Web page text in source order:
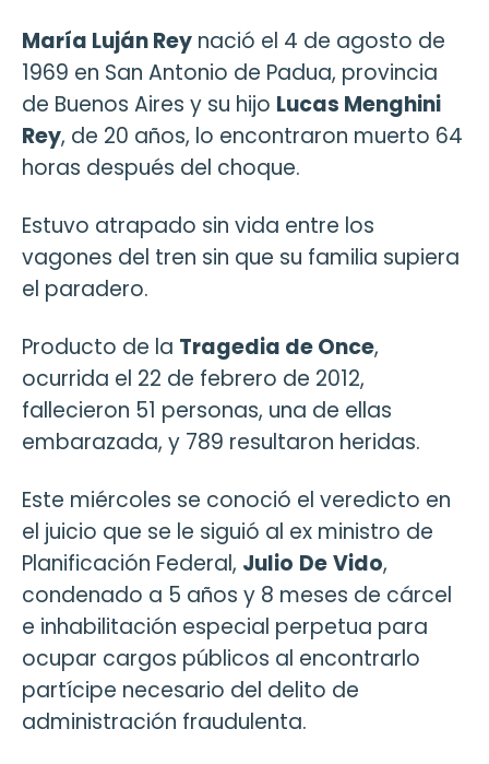
María Luján Rey nació el 4 de agosto de
1969 en San Antonio de Padua, provincia
de Buenos Aires y su hijo Lucas Menghini
Rey, de 20 años, lo encontraron muerto 64
horas después del choque.
Estuvo atrapado sin vida entre los
vagones del tren sin que su familia supiera
el paradero.
Producto de la Tragedia de Once,
ocurrida el 22 de febrero de 2012,
fallecieron 51 personas, una de ellas
embarazada, y 789 resultaron heridas.
Este miércoles se conoció el veredicto en
el juicio que se le siguió al ex ministro de
Planificación Federal, Julio DeVido,
condenado a 5 años y 8 meses de cárcel
e inhabilitación especial perpetua para
ocupar cargos públicos al encontrarlo
partícipe necesario del delito de
administración fraudulenta.